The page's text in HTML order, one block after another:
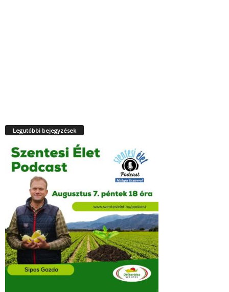
Legutóbbi bejegyzések